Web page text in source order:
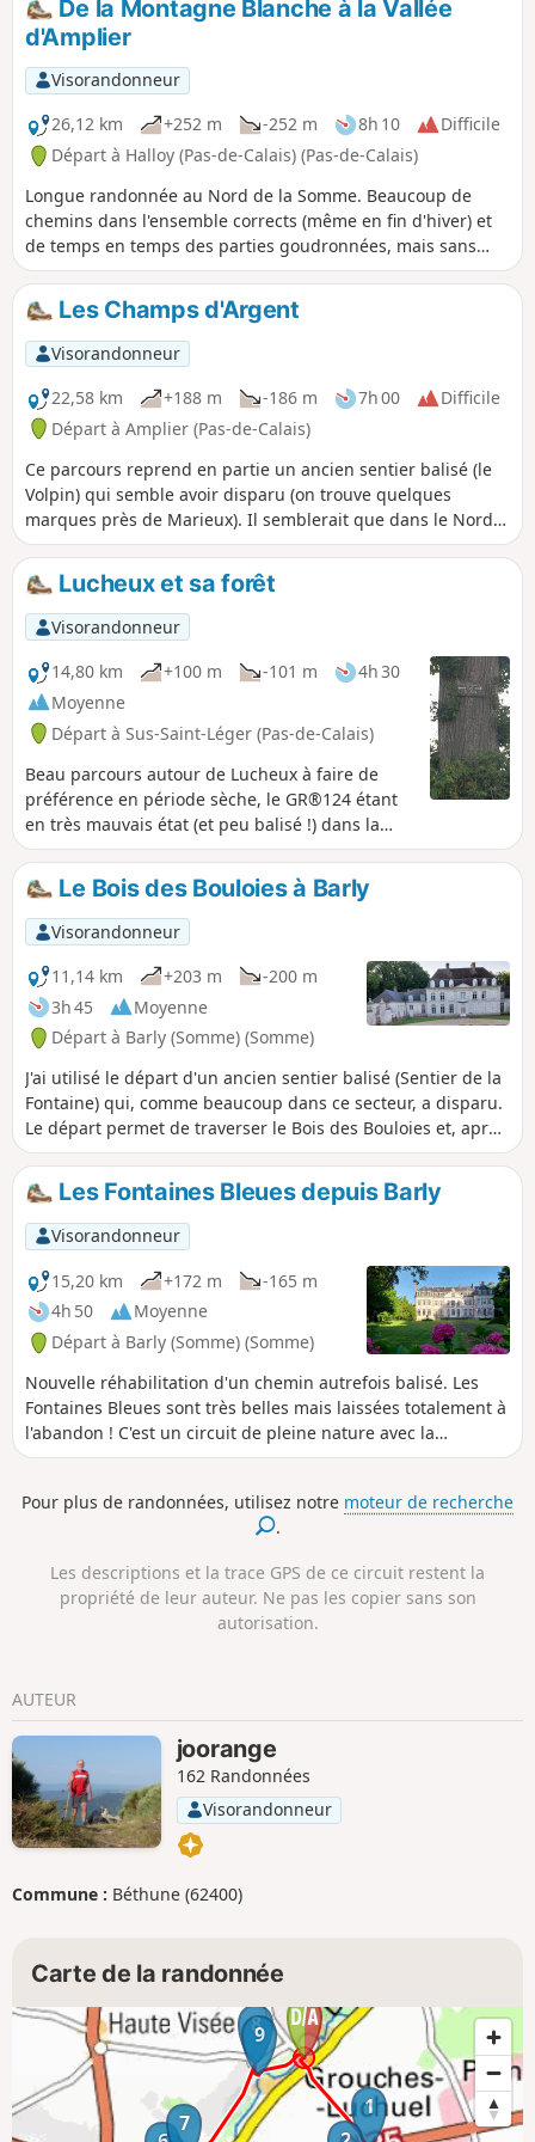
est toutefois assez facile de passer à l’écart des parties
impraticables, voire d'éviter ce passage.
De la Montagne Blanche à la Vallée
d'Amplier
Visorandonneur
26,12 km
+252 m -252 m 8h 10
Difficile
Départ à Halloy (Pas-de-Calais) (Pas-de-Calais)
Longue randonnée au Nord de la Somme. Beaucoup de
chemins dans l'ensemble corrects (même en fin d'hiver) et
de temps en temps des parties goudronnées, mais sans
véhicules. Belle variété de paysages ! Je trouve la Vallée
d'Amplier très belle et le chemin entre Beauquesne et
Beauval est très intéressant.
Les Champs d'Argent
Visorandonneur
22,58 km
+188 m -186 m 7h 00
Difficile
Départ à Amplier (Pas-de-Calais)
Ce parcours reprend en partie un ancien sentier balisé (le
Volpin) qui semble avoir disparu (on trouve quelques
marques près de Marieux). Il semblerait que dans le Nord
de la Somme, la durée de vie des sentiers balisés soit aussi
courte que celle des lièvres. Il est bien sûr possible de ne
faire que 17 km (en prenant à gauche au point 11), mais la
petite boucle Nord est très intéressante. Très peu de routes
et les chemins sont très corrects, mais parfois très herbeux.
Changement de parcours en mai 2024, car le chemin entre
le cimetière et l'église est pour le moment barré.
Lucheux et sa forêt
Visorandonneur
14,80 km
+100 m -101 m
4h 30
Moyenne
Départ à Sus-Saint-Léger (Pas-de-Calais)
Beau parcours autour de Lucheux à faire de
préférence en période sèche, le GR®124 étant
en très mauvais état (et peu balisé !) dans la
forêt. Possibilité de voir chevreuils et sangliers.
Ce parcours remplace l'ancien dont la partie en
lisière Ouest est désormais impraticable.
Le Bois des Bouloies à Barly
Visorandonneur
11,14 km
+203 m
-200 m
3h 45
Moyenne
Départ à Barly (Somme) (Somme)
J'ai utilisé le départ d'un ancien sentier balisé (Sentier de la
Fontaine) qui, comme beaucoup dans ce secteur, a disparu.
Le départ permet de traverser le Bois des Bouloies et, après
la traversée d'Occoches, le retour s'effectue sur de larges
chemins d'exploitation. Pique-nique possible sur la place.
On peut enchaîner avec la randonnée "Les pâtis au départ
de Barly" pour un total de 20 km.
Les Fontaines Bleues depuis Barly
Visorandonneur
15,20 km
+172 m
-165 m
4h 50
Moyenne
Départ à Barly (Somme) (Somme)
Nouvelle réhabilitation d'un chemin autrefois balisé. Les
Fontaines Bleues sont très belles mais laissées totalement à
l'abandon ! C'est un circuit de pleine nature avec la
traversée de deux bois. Bonus : on peut démarrer avec la
gauche, on se retrouve sur ce parcours (vers le lieu-dit les
Tilleuls : point (3). Le total doit alors faire environ 24 km.
Pour plus de randonnées, utilisez notre moteur de recherche
.
Les descriptions et la trace GPS de ce circuit restent la
propriété de leur auteur. Ne pas les copier sans son
autorisation.
AUTEUR
joorange
162 Randonnées
Visorandonneur
Commune : Béthune (62400)
Carte de la randonnée
1
7
89